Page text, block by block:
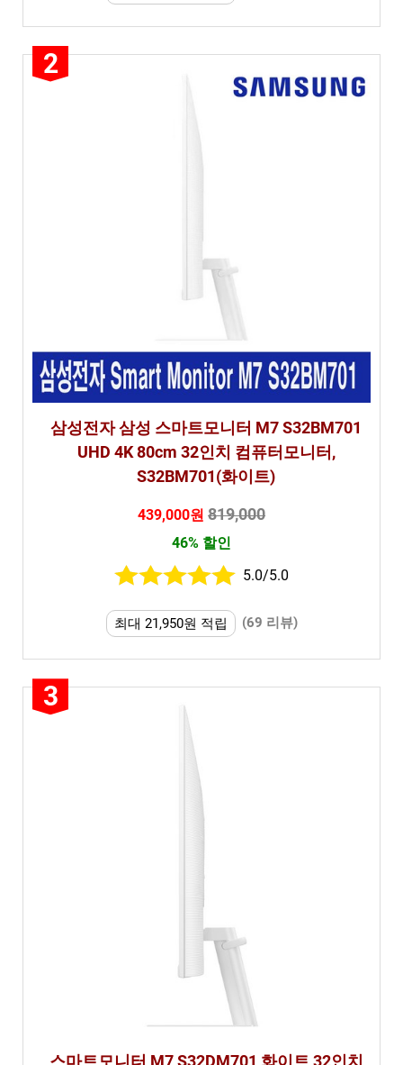
2
삼성전자 삼성 스마트모니터 M7 S32BM701
UHD 4K 80cm 32인치 컴퓨터모니터,
S32BM701(화이트)
439,000원 819,000
46% 할인
5.0/5.0
최대 21,950원 적립 (69 리뷰)
3
스마트모니터 M7 S32DM701 화이트 32인치